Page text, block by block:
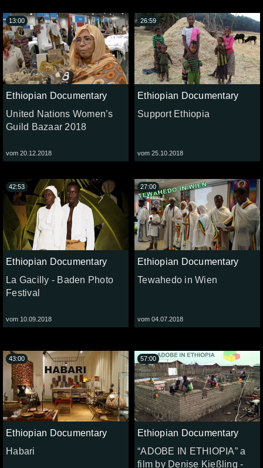
Ethiopian Documentary
United Nations Women’s
Guild Bazaar 2018
vom 20.12.2018
13:00
Ethiopian Documentary
Support Ethiopia
vom 25.10.2018
26:59
Ethiopian Documentary
La Gacilly - Baden Photo
Festival
vom 10.09.2018
42:53
Ethiopian Documentary
Tewahedo in Wien
vom 04.07.2018
27:00
Ethiopian Documentary
Habari
43:00
Ethiopian Documentary
“ADOBE IN ETHIOPIA” a
film by Denise Kießling -
57:00